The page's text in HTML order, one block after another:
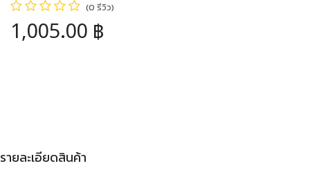
(0 รีวิว)
1,005.00 ฿
รายละเอียดสินค้า